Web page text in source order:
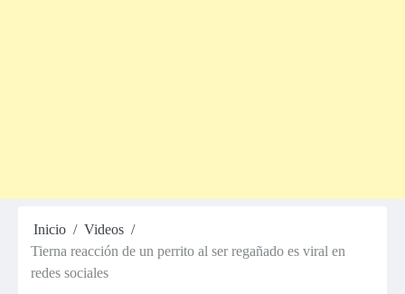
Inicio
Videos
Tierna reacción de un perrito al ser regañado es viral en
redes sociales